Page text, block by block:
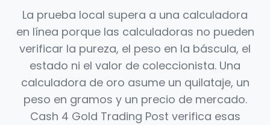
La prueba local supera a una calculadora
en línea porque las calculadoras no pueden
verificar la pureza, el peso en la báscula, el
estado ni el valor de coleccionista. Una
calculadora de oro asume un quilataje, un
peso en gramos y un precio de mercado.
Cash 4 Gold Trading Post verifica esas